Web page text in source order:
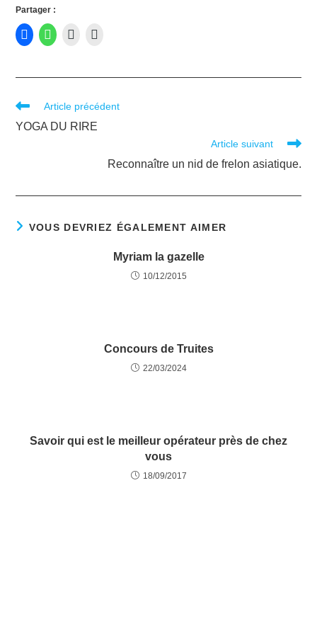
Partager :
Article précédent
YOGA DU RIRE
Article suivant
Reconnaître un nid de frelon asiatique.
VOUS DEVRIEZ ÉGALEMENT AIMER
Myriam la gazelle
10/12/2015
Concours de Truites
22/03/2024
Savoir qui est le meilleur opérateur près de chez
vous
18/09/2017